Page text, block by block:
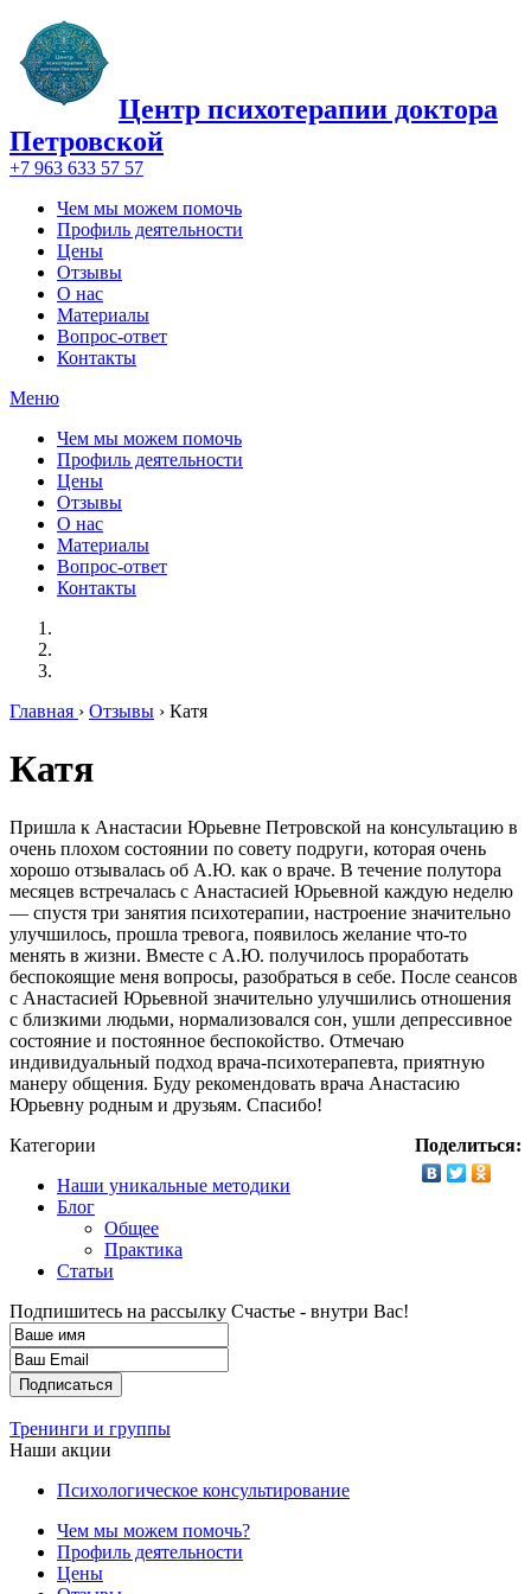
Центр психотерапии доктора
Петровской
+7 963 633 57 57
Чем мы можем помочь
Профиль деятельности
Цены
Отзывы
О нас
Материалы
Вопрос-ответ
Контакты
Меню
Чем мы можем помочь
Профиль деятельности
Цены
Отзывы
О нас
Материалы
Вопрос-ответ
Контакты
Главная › Отзывы › Катя
Катя
Пришла к Анастасии Юрьевне Петровской на консультацию в
очень плохом состоянии по совету подруги, которая очень
хорошо отзывалась об А.Ю. как о враче. В течение полутора
месяцев встречалась с Анастасией Юрьевной каждую неделю
— спустя три занятия психотерапии, настроение значительно
улучшилось, прошла тревога, появилось желание что-то
менять в жизни. Вместе с А.Ю. получилось проработать
беспокоящие меня вопросы, разобраться в себе. После сеансов
с Анастасией Юрьевной значительно улучшились отношения
с близкими людьми, нормализовался сон, ушли депрессивное
состояние и постоянное беспокойство. Отмечаю
индивидуальный подход врача-психотерапевта, приятную
манеру общения. Буду рекомендовать врача Анастасию
Юрьевну родным и друзьям. Спасибо!
Поделиться:
Категории
Наши уникальные методики
Блог
Общее
Практика
Статьи
Подпишитесь на рассылку Счастье - внутри Вас!
Тренинги и группы
Наши акции
Психологическое консультирование
Чем мы можем помочь?
Профиль деятельности
Цены